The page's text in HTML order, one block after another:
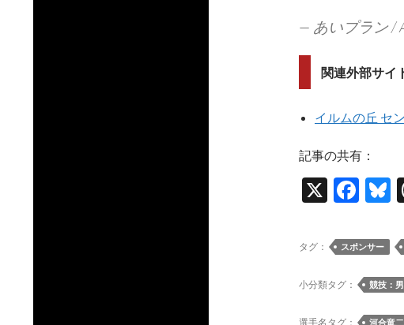
— あいプラン /
関連外部サイ
イルムの丘 セ
記事の共有：
X
F
e
o
o
y
タグ： スポンサー
小分類タグ： 競技：
選手名タグ： 河合竜二